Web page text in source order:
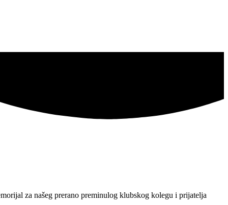
za našeg prerano preminulog klubskog kolegu i prijatelja